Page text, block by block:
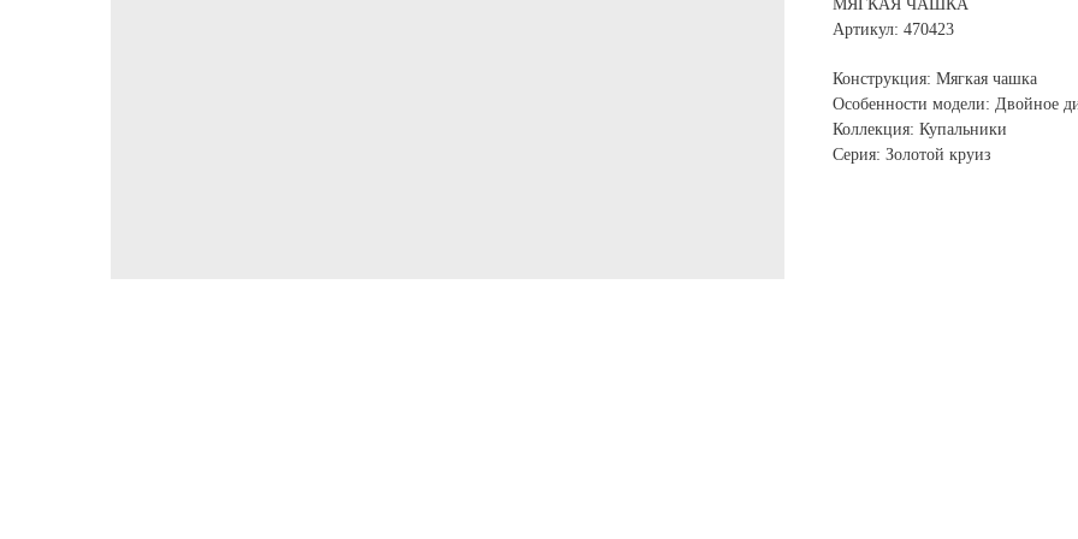
МЯГКАЯ ЧАШКА
Артикул: 470423
Конструкция: Мягкая чашка
Особенности модели: Двойное
Коллекция: Купальники
Серия: Золотой круиз